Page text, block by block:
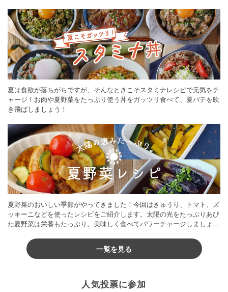
夏は食欲が落ちがちですが、そんなときこそスタミナレシピで元気をチ
ャージ！お肉や夏野菜をたっぷり使う丼をガッツリ食べて、夏バテを吹
き飛ばしましょう！
夏野菜のおいしい季節がやってきました！今回はきゅうり、トマト、ズ
ッキーニなどを使ったレシピをご紹介します。太陽の光をたっぷりあび
た夏野菜は栄養もたっぷり。美味しく食べてパワーチャージしましょう
一覧を見る
人気投票に参加